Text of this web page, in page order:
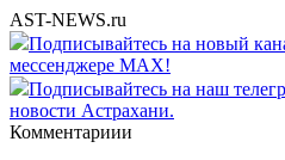
AST-NEWS.ru
Подписывайтесь на новый
мессенджере MAX!
Подписывайтесь на наш
новости Астрахани.
Комментариии